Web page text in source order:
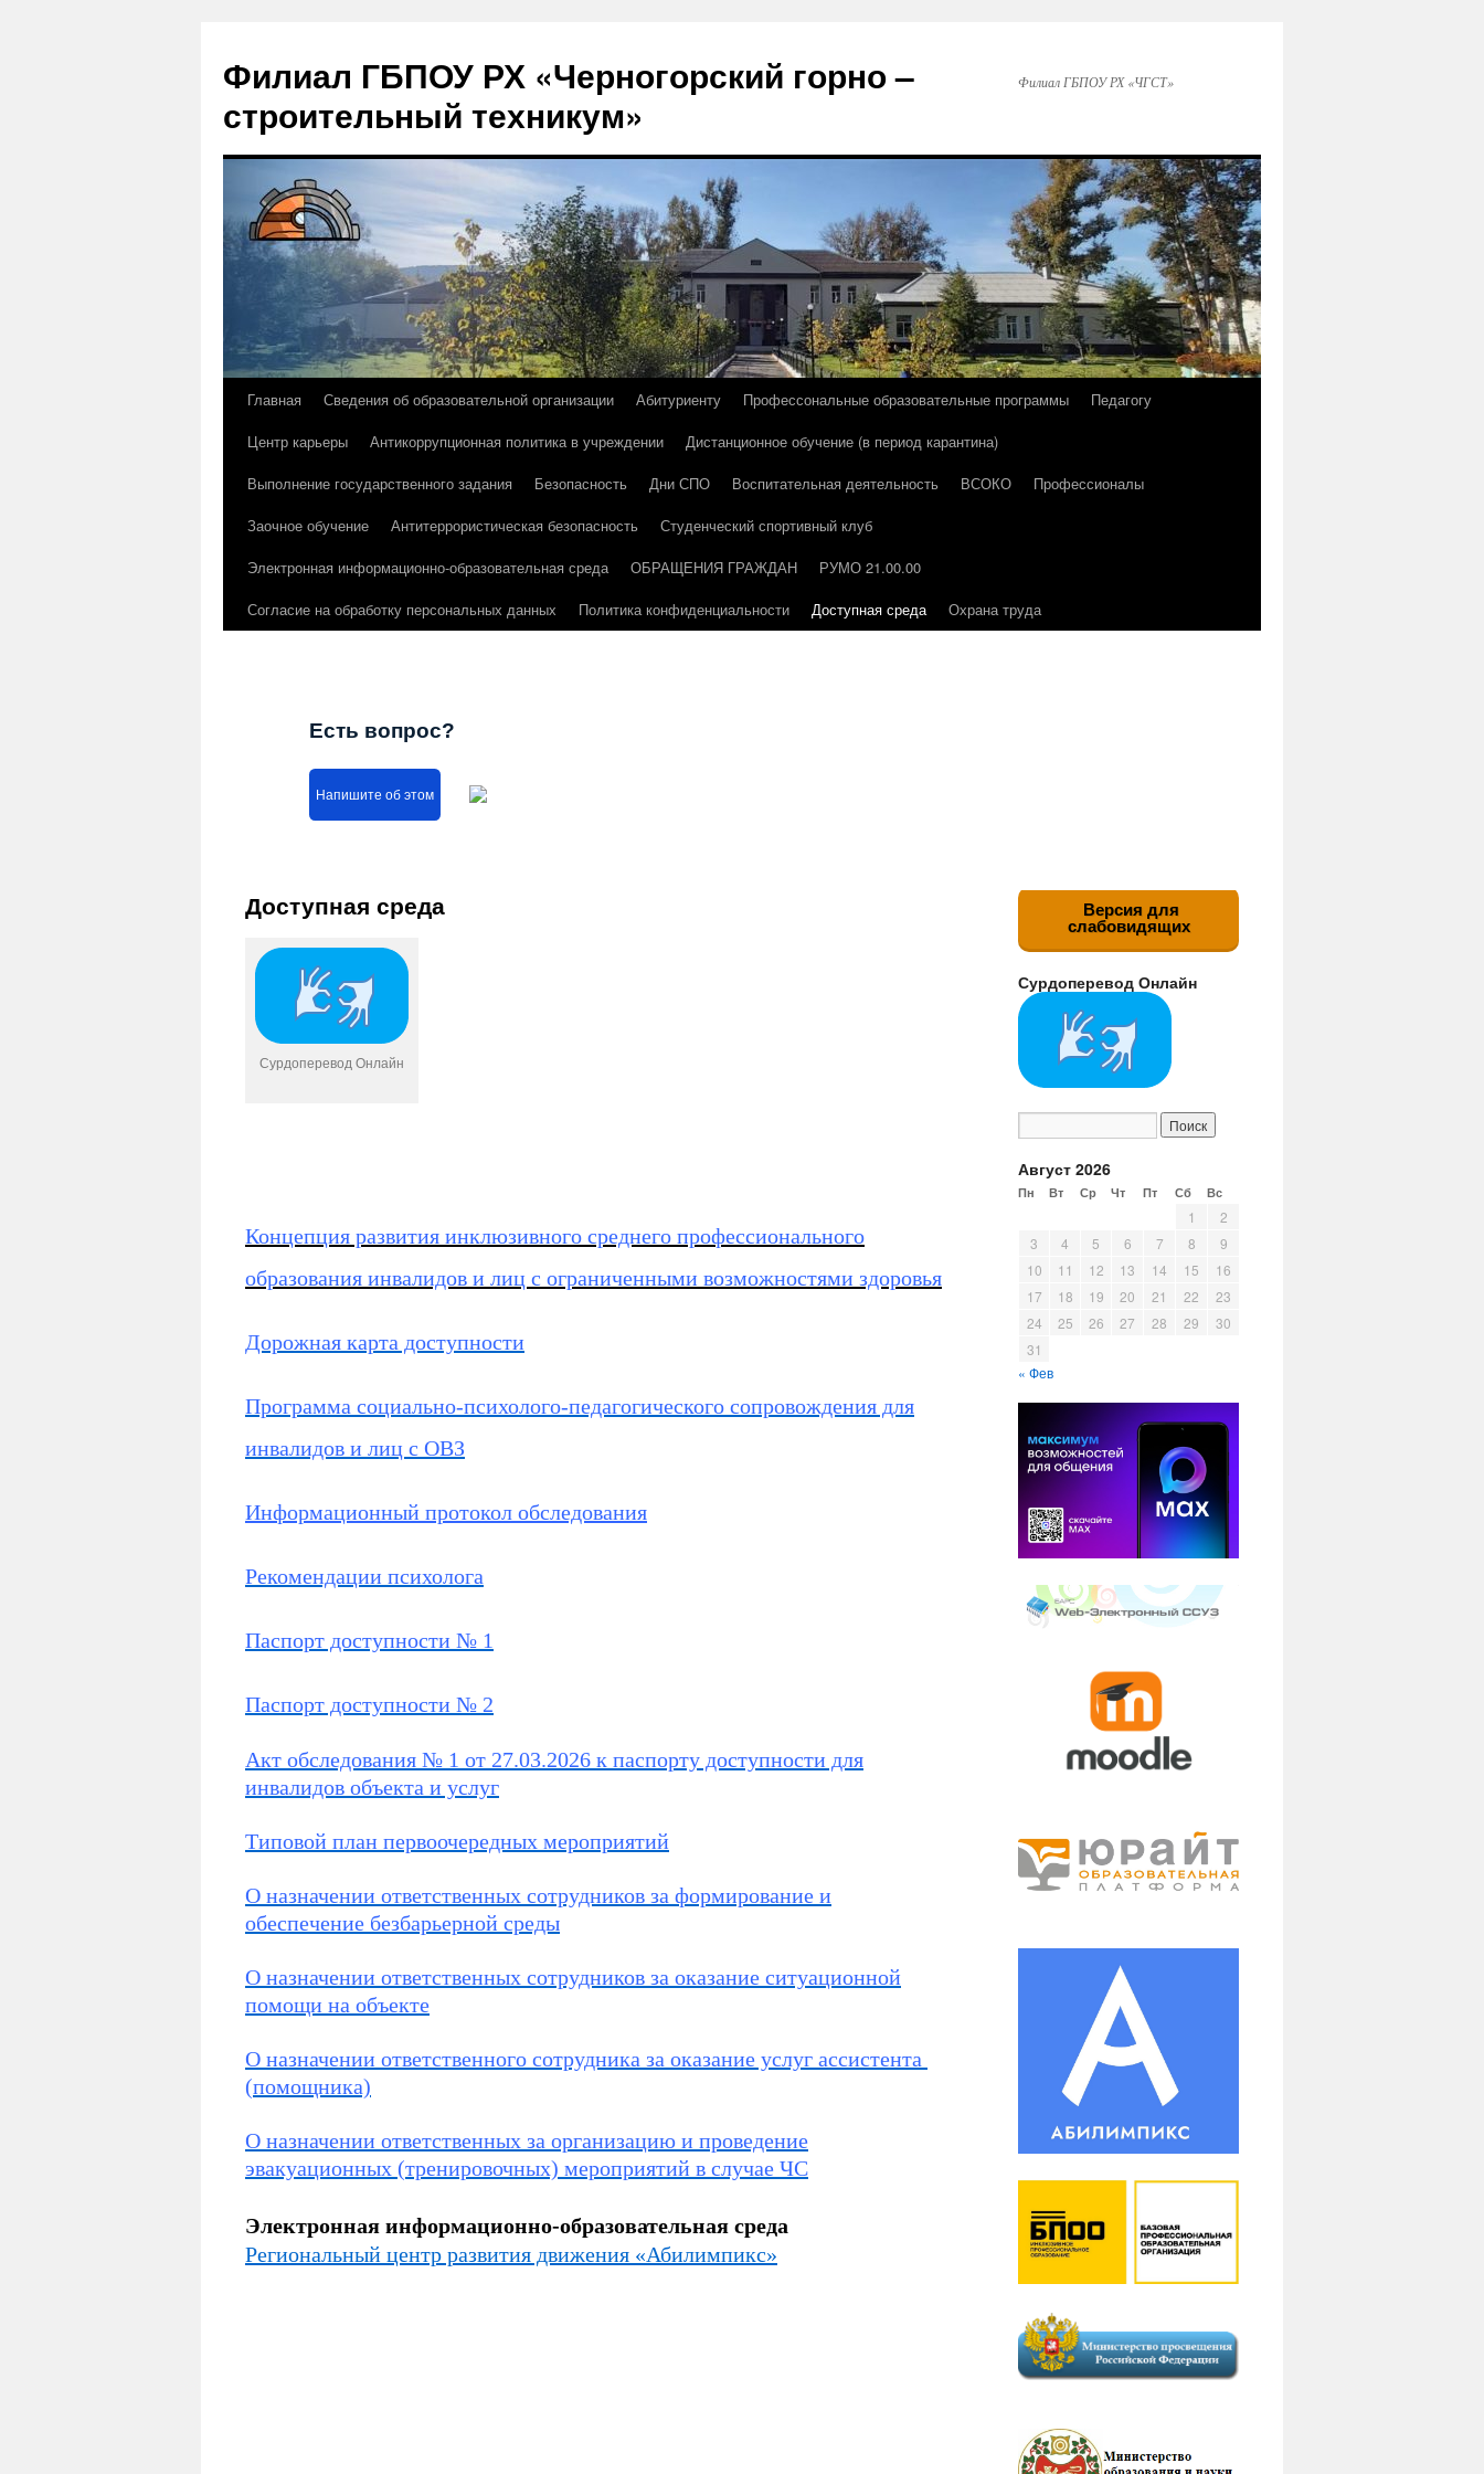
Филиал ГБПОУ РХ «Черногорский горно –
строительный техникум»
Филиал ГБПОУ РХ «ЧГСТ»
Перейти
содержимому
Главная Сведения об образовательной организации Абитуриенту Профессональные образовательные программы
Педагогу
Центр карьеры
Антикоррупционная политика в учреждении
Дистанционное обучение (в период карантина)
Выполнение государственного задания
Безопасность Дни СПО Воспитательная деятельность ВСОКО
Профессионалы
Заочное обучение
Антитеррористическая безопасность
Студенческий спортивный клуб
Электронная информационно-образовательная среда
ОБРАЩЕНИЯ ГРАЖДАН
РУМО 21.00.00
Согласие на обработку персональных данных
Политика конфиденциальности Доступная среда Охрана труда
Есть вопрос?
Напишите об этом
Доступная среда
Сурдоперевод Онлайн
Концепция развития инклюзивного среднего профессионального
образования инвалидов и лиц с ограниченными возможностями здоровья
Дорожная карта доступности
Программа социально-психолого-педагогического сопровождения для
инвалидов и лиц с ОВЗ
Информационный протокол обследования
Рекомендации психолога
Паспорт доступности № 1
Паспорт доступности № 2
Акт обследования № 1 от 27.03.2026 к паспорту доступности для
инвалидов объекта и услуг
Типовой план первоочередных мероприятий
О назначении ответственных сотрудников за формирование и
обеспечение безбарьерной среды
О назначении ответственных сотрудников за оказание ситуационной
помощи на объекте
О назначении ответственного сотрудника за оказание услуг ассистента
(помощника)
О назначении ответственных за организацию и проведение
эвакуационных (тренировочных) мероприятий в случае ЧС
Электронная информационно-образовательная среда
Региональный центр развития движения «Абилимпикс»
Версия для
слабовидящих
Сурдоперевод Онлайн
Август 2026
Пн Вт Ср Чт Пт Сб Вс
1
2
3
4 5 6 7 8
9
10
11 12 13 14 15
16
17
18 19 20 21 22
23
24
25 26 27 28 29
30
31
« Фев